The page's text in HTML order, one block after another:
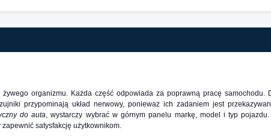
organizmu. Każda część odpowiada za poprawną pracę
przypominają układ nerwowy, ponieważ ich zadaniem jest
do auta, wystarczy wybrać w górnym panelu markę, model i typ
satysfakcję użytkownikom.